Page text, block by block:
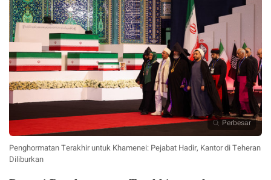
Perbesar
Penghormatan Terakhir untuk Khamenei: Pejabat Hadir, Kantor di Teheran
Diliburkan